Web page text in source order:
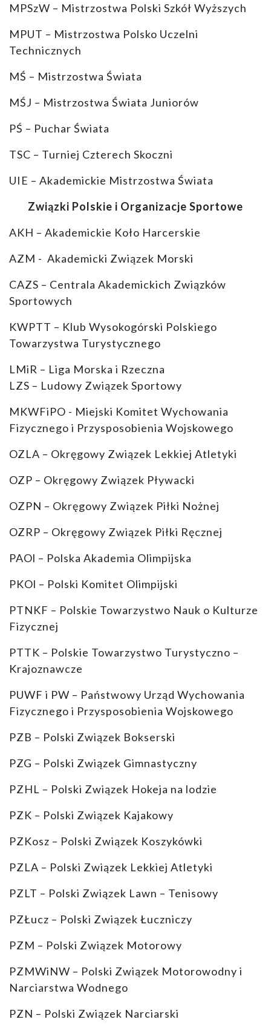
MPSzW – Mistrzostwa Polski Szkół Wyższych
MPUT – Mistrzostwa Polsko Uczelni
Technicznych
MŚ – Mistrzostwa Świata
MŚJ – Mistrzostwa Świata Juniorów
PŚ – Puchar Świata
TSC – Turniej Czterech Skoczni
UIE – Akademickie Mistrzostwa Świata
Związki Polskie i Organizacje Sportowe
AKH – Akademickie Koło Harcerskie
AZM - Akademicki Związek Morski
CAZS – Centrala Akademickich Związków
Sportowych
KWPTT – Klub Wysokogórski Polskiego
Towarzystwa Turystycznego
LMiR – Liga Morska i Rzeczna
LZS – Ludowy Związek Sportowy
MKWFiPO - Miejski Komitet Wychowania
Fizycznego i Przysposobienia Wojskowego
OZLA – Okręgowy Związek Lekkiej Atletyki
OZP – Okręgowy Związek Pływacki
OZPN – Okręgowy Związek Piłki Nożnej
OZRP – Okręgowy Związek Piłki Ręcznej
PAOl – Polska Akademia Olimpijska
PKOl – Polski Komitet Olimpijski
PTNKF – Polskie Towarzystwo Nauk o Kulturze
Fizycznej
PTTK – Polskie Towarzystwo Turystyczno –
Krajoznawcze
PUWF i PW – Państwowy Urząd Wychowania
Fizycznego i Przysposobienia Wojskowego
PZB – Polski Związek Bokserski
PZG – Polski Związek Gimnastyczny
PZHL – Polski Związek Hokeja na lodzie
PZK – Polski Związek Kajakowy
PZKosz – Polski Związek Koszykówki
PZLA – Polski Związek Lekkiej Atletyki
PZLT – Polski Związek Lawn – Tenisowy
PZŁucz – Polski Związek Łuczniczy
PZM – Polski Związek Motorowy
PZMWiNW – Polski Związek Motorowodny i
Narciarstwa Wodnego
PZN – Polski Związek Narciarski